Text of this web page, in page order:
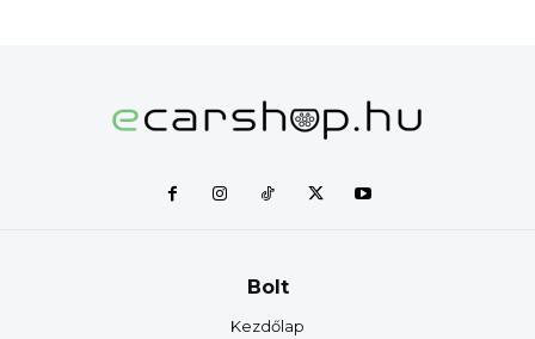
Bolt
Kezdőlap